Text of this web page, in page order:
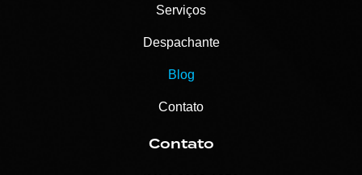
Serviços
Despachante
Blog
Contato
Contato